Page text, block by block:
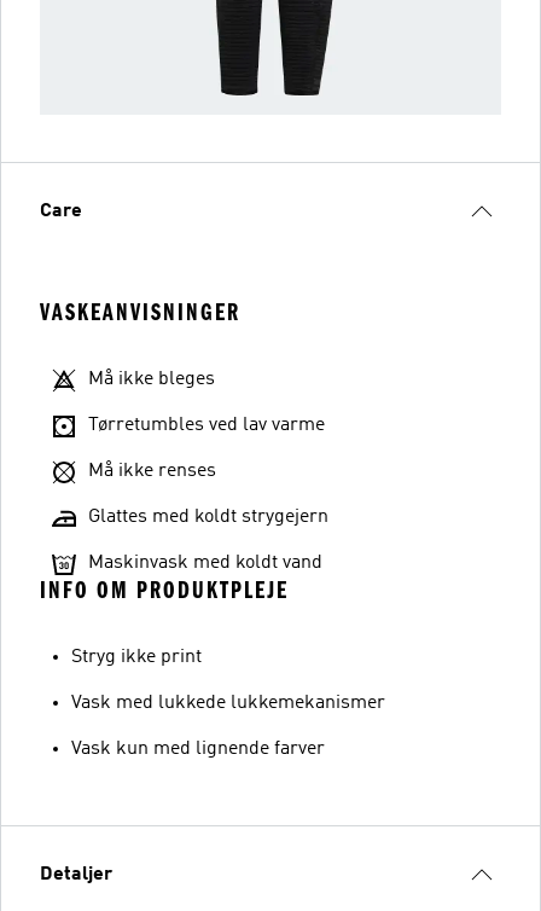
Care
VASKEANVISNINGER
Må ikke bleges
Tørretumbles ved lav varme
Må ikke renses
Glattes med koldt strygejern
Maskinvask med koldt vand
INFO OM PRODUKTPLEJE
Stryg ikke print
Vask med lukkede lukkemekanismer
Vask kun med lignende farver
Detaljer